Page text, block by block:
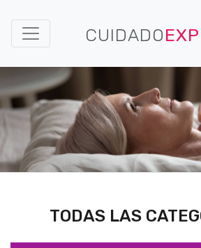
CUIDADO
TODAS LAS